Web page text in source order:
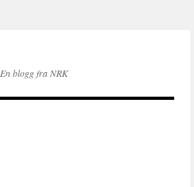
En blogg fra NRK